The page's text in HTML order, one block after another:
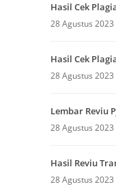
Hasil Cek
28 Agustus 2023
Hasil Cek
28 Agustus 2023
Lembar Reviu
28 Agustus 2023
Hasil Reviu
28 Agustus 2023